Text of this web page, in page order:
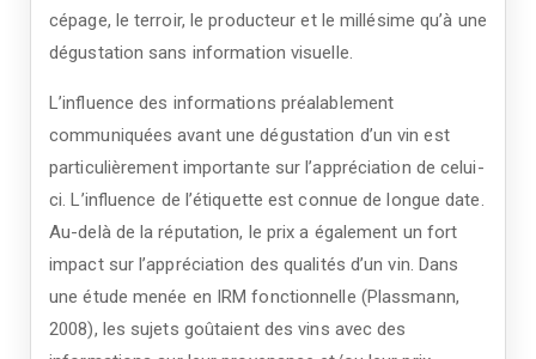
cépage, le terroir, le producteur et le millésime qu’à une
dégustation sans information visuelle.
L’influence des informations préalablement
communiquées avant une dégustation d’un vin est
particulièrement importante sur l’appréciation de celui-
ci. L’influence de l’étiquette est connue de longue date.
Au-delà de la réputation, le prix a également un fort
impact sur l’appréciation des qualités d’un vin. Dans
une étude menée en IRM fonctionnelle (Plassmann,
2008), les sujets goûtaient des vins avec des